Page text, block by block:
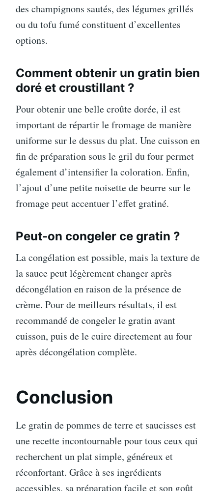
des champignons sautés, des légumes grillés
ou du tofu fumé constituent d’excellentes
options.
Comment obtenir un gratin bien
doré et croustillant ?
Pour obtenir une belle croûte dorée, il est
important de répartir le fromage de manière
uniforme sur le dessus du plat. Une cuisson en
fin de préparation sous le gril du four permet
également d’intensifier la coloration. Enfin,
l’ajout d’une petite noisette de beurre sur le
fromage peut accentuer l’effet gratiné.
Peut-on congeler ce gratin ?
La congélation est possible, mais la texture de
la sauce peut légèrement changer après
décongélation en raison de la présence de
crème. Pour de meilleurs résultats, il est
recommandé de congeler le gratin avant
cuisson, puis de le cuire directement au four
après décongélation complète.
Conclusion
Le gratin de pommes de terre et saucisses est
une recette incontournable pour tous ceux qui
recherchent un plat simple, généreux et
réconfortant. Grâce à ses ingrédients
accessibles, sa préparation facile et son goût